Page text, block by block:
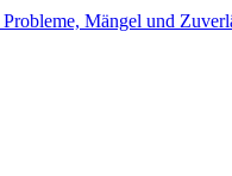
Probleme, Mängel und